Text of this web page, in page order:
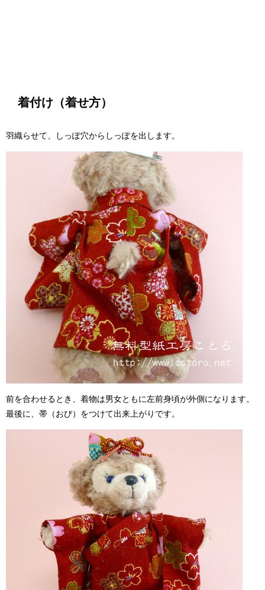
着付け（着せ方）
羽織らせて、しっぽ穴からしっぽを出します。
前を合わせるとき、着物は男女ともに左前身頃が外側になります。
最後に、帯（おび）をつけて出来上がりです。